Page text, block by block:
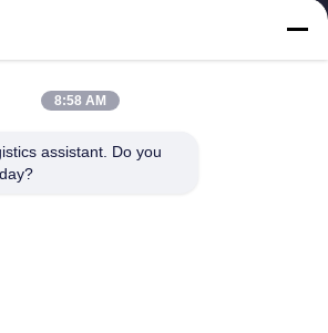
Свяжитесь с нами
8:58 AM
assistant. Do you